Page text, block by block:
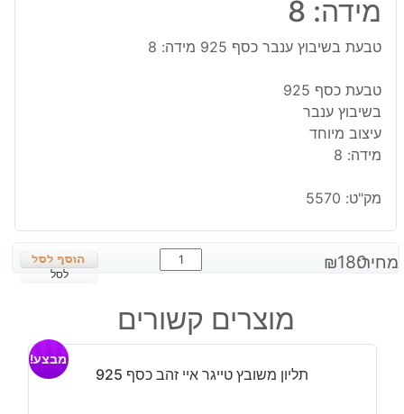
מידה: 8
טבעת בשיבוץ ענבר כסף 925 מידה: 8
טבעת כסף 925
בשיבוץ ענבר
עיצוב מיוחד
מידה: 8
מק"ט: 5570
מחיר: ₪180
כמות
של
בשיבוץ
ענבר
925
לסל
מוצרים קשורים
תליון משובץ טייגר איי זהב כסף 925
מבצע!